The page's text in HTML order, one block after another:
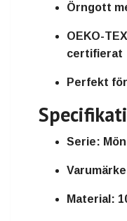
Örngott
OEKO-
certifierat
Perfekt
Serie:
Material: